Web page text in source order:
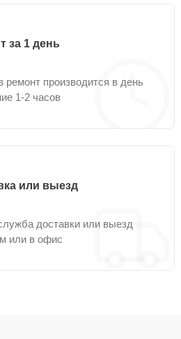
за 1 день
ремонт производится в день
1-2 часов
или выезд
доставки или выезд
или в офис